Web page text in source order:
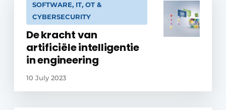
SOFTWARE, IT, OT &
CYBERSECURITY
De kracht van
artificiële intelligentie
in engineering
10 July 2023